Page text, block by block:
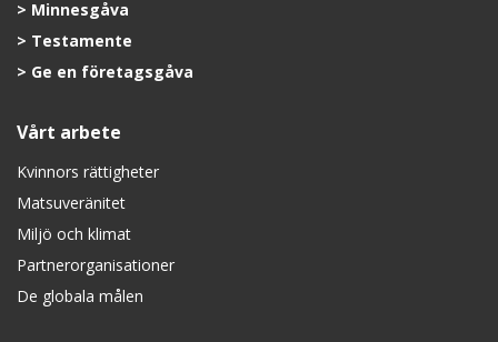
Minnesgåva
Testamente
Ge en företagsgåva
Vårt arbete
Kvinnors rättigheter
Matsuveränitet
Miljö och klimat
Partnerorganisationer
De globala målen